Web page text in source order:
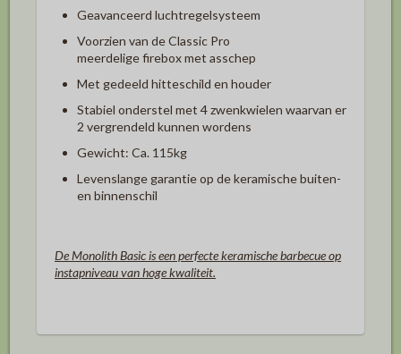
Geavanceerd luchtregelsysteem
Voorzien van de Classic Pro
meerdelige firebox met asschep
Met gedeeld hitteschild en houder
Stabiel onderstel met 4 zwenkwielen waarvan er
2 vergrendeld kunnen wordens
Gewicht: Ca. 115kg
Levenslange garantie op de keramische buiten-
en binnenschil
De Monolith Basic is een perfecte keramische barbecue op
instapniveau van hoge kwaliteit.